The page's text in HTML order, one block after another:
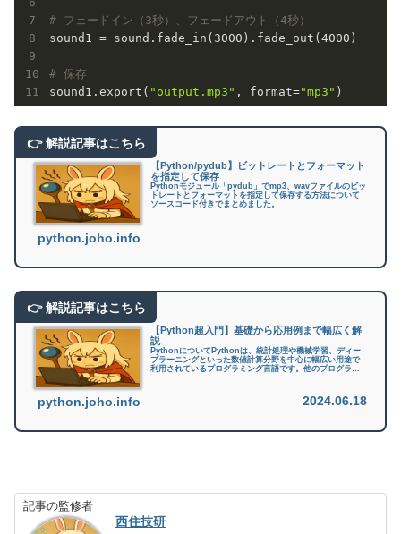
# フェードイン（3秒）、フェードアウト（4秒）
sound1 = sound.fade_in( 3000 ).fade_out(4000 )
# 保存
sound1.export( "output.mp3" , format="mp3" )
【Python/pydub】ビットレートとフォーマット
を指定して保存
Pythonモジュール「pydub」でmp3、wavファイルのビッ
トレートとフォーマットを指定して保存する方法について
ソースコード付きでまとめました。
python.joho.info
【Python超入門】基礎から応用例まで幅広く解
説
PythonについてPythonは、統計処理や機械学習、ディー
プラーニングといった数値計算分野を中心に幅広い用途で
利用されているプログラミング言語です。他のプログラミ
python.joho.info 2024.06.18
記事の監修者
西住技研